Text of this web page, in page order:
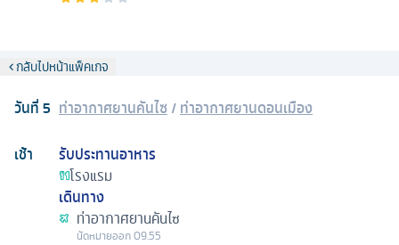
กลับไปหน้าแพ็คเกจ
วันที่5 ท่าอากาศยานคันไซ /ท่าอากาศยานดอนเมือง
เช้า
รับประทานอาหาร
โรงแรม
เดินทาง
ท่าอากาศยานคันไซ
นัดหมายออก09.55